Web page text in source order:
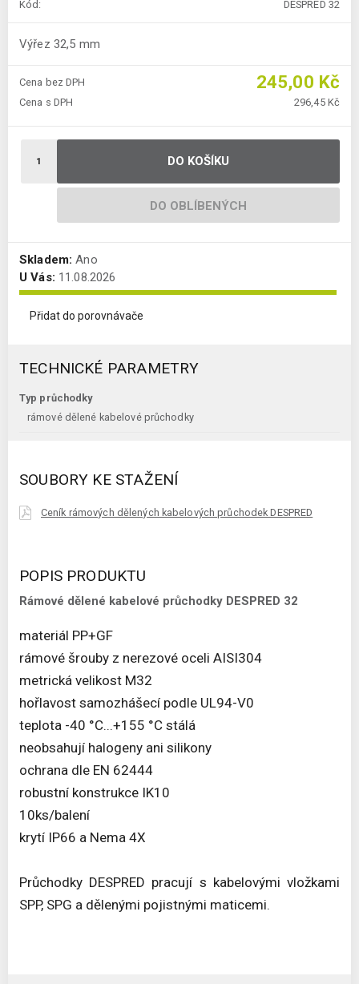
Kód: DESPRED 32
Výřez 32,5 mm
Cena bez DPH 245,00 Kč
Cena s DPH 296,45 Kč
DO KOŠÍKU
DO OBLÍBENÝCH
Skladem: Ano
U Vás: 11.08.2026
Přidat do porovnávače
TECHNICKÉ PARAMETRY
Typ průchodky
rámové dělené kabelové průchodky
SOUBORY KE STAŽENÍ
Ceník rámových dělených kabelových průchodek DESPRED
POPIS PRODUKTU
Rámové dělené kabelové průchodky DESPRED 32
materiál PP+GF
rámové šrouby z nerezové oceli AISI304
metrická velikost M32
hořlavost samozhášecí podle UL94-V0
teplota -40 °C...+155 °C stálá
neobsahují halogeny ani silikony
ochrana dle EN 62444
robustní konstrukce IK10
10ks/balení
krytí IP66 a Nema 4X
Průchodky DESPRED pracují s kabelovými vložkami
SPP, SPG a dělenými pojistnými maticemi.